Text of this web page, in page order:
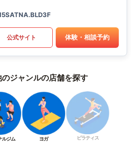
公式サイト 体験・相談予約
ジャンルの店舗を探す
ルジム ヨガ ピラティス